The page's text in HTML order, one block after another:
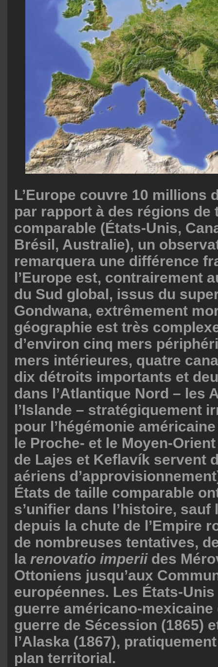
L’Europe couvre 10 millions
par rapport à des régions de
comparable (États-Unis,
Brésil, Australie), un
remarquera une différence
l’Europe est, contrairement
du Sud global, issus du
Gondwana, extrêmement
géographie est très
d’environ cinq mers
mers intérieures, quatre
dix détroits importants et
dans l’Atlantique Nord – les
l’Islande – stratégiquement
pour l’hégémonie
le Proche- et le Moyen-
de Lajes et Keflavík servent
aériens
États de taille comparable
s’unifier dans l’histoire, sauf
depuis la chute de l’Empire
de nombreuses tentatives,
la renovatio imperiides
Ottoniens jusqu’aux
européennes. Les États-
guerre américano-mexicaine
guerre de Sécession (1865)
l’Alaska (1867),
plan territorial.